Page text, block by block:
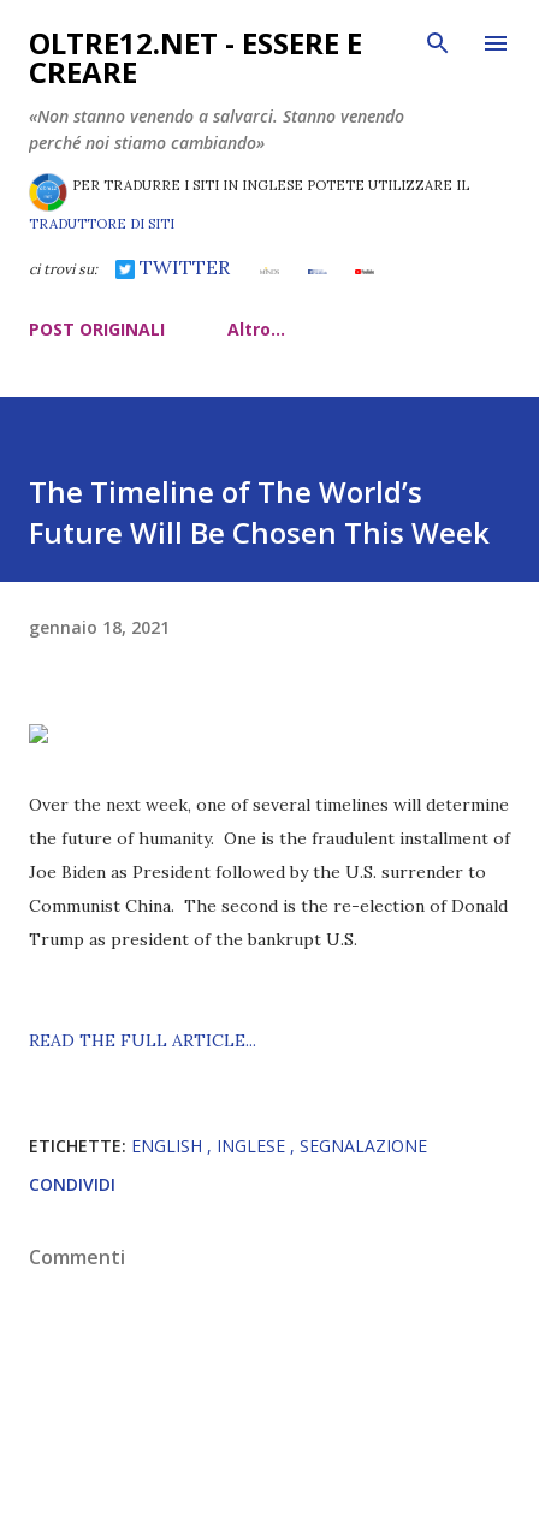
Passa ai contenuti principali
OLTRE12.NET - ESSERE E
CREARE
«Non stanno venendo a salvarci. Stanno venendo
perché noi stiamo cambiando»
PER TRADURRE I SITI IN INGLESE POTETE UTILIZZARE IL
TRADUTTORE DI SITI
ci trovi su: TWITTER
POST ORIGINALI Altro…
The Timeline of The World’s
Future Will Be Chosen This Week
gennaio 18, 2021
Over the next week, one of several timelines will determine
the future of humanity. One is the fraudulent installment of
Joe Biden as President followed by the U.S. surrender to
Communist China. The second is the re-election of Donald
Trump as president of the bankrupt U.S.
READ THE FULL ARTICLE...
ETICHETTE: ENGLISH INGLESE
SEGNALAZIONE
CONDIVIDI
Commenti